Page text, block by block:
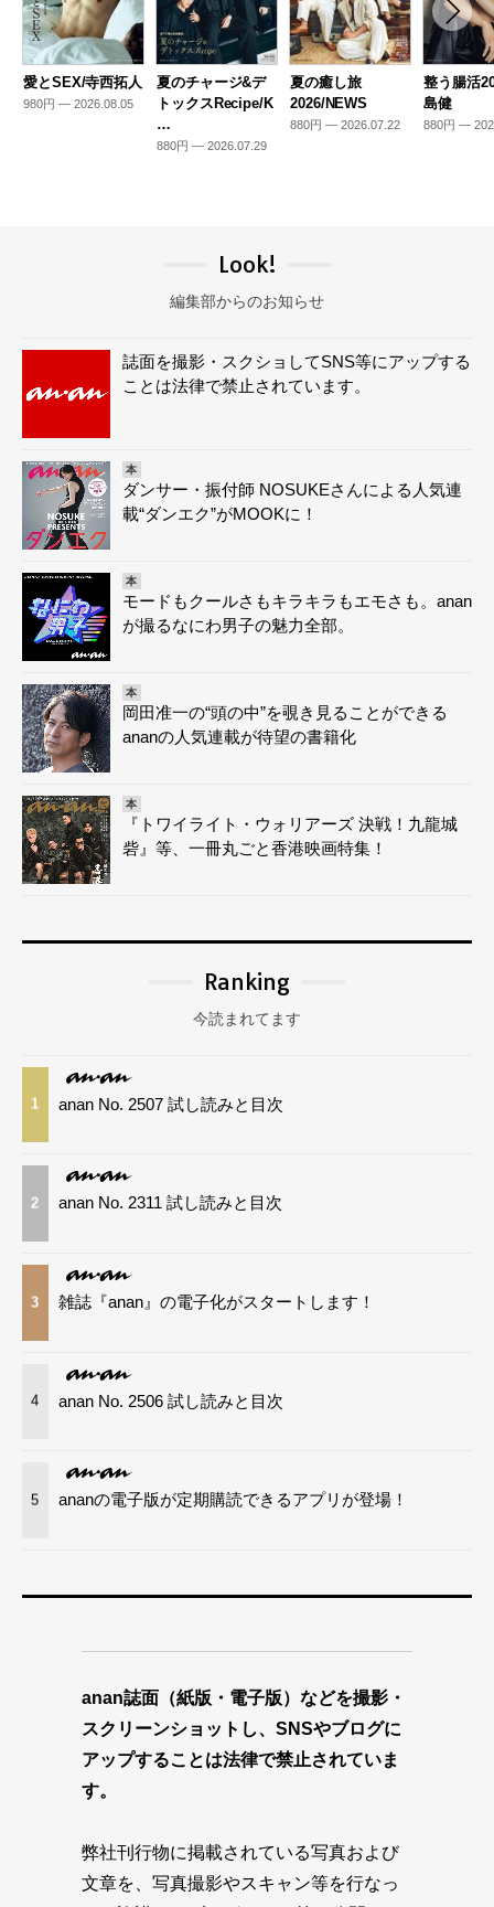
愛とSEX/寺西拓人
980円 — 2026.08.05
夏のチャージ&デ
トックスRecipe/K
…
880円 — 2026.07.29
夏の癒し旅
2026/NEWS
880円 — 2026.07.22
整う腸活
島健
880円 —
Look!
編集部からのお知らせ
誌面を撮影・スクショしてSNS等にアップする
ことは法律で禁止されています。
本
ダンサー・振付師 NOSUKEさんによる人気連
載“ダンエク”がMOOKに！
本
モードもクールさもキラキラもエモさも。anan
が撮るなにわ男子の魅力全部。
本
岡田准一の“頭の中”を覗き見ることができる
ananの人気連載が待望の書籍化
本
『トワイライト・ウォリアーズ 決戦！九龍城
砦』等、一冊丸ごと香港映画特集！
Ranking
今読まれてます
1 anan No. 2507 試し読みと目次
2 anan No. 2311 試し読みと目次
3 雑誌『anan』の電子化がスタートします！
4 anan No. 2506 試し読みと目次
5 ananの電子版が定期購読できるアプリが登場！
anan誌面（紙版・電子版）などを撮影・
スクリーンショットし、SNSやブログに
アップすることは法律で禁止されていま
す。
弊社刊行物に掲載されている写真および
文章を、写真撮影やスキャン等を行なっ